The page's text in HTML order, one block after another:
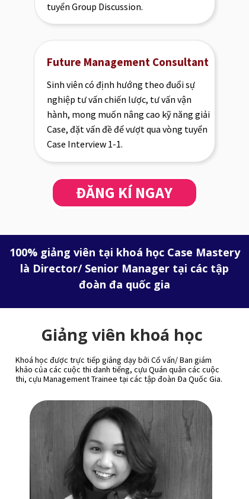
tuyển Group Discussion.
Sinh viên có định hướng theo đuổi sự
nghiệp tư vấn chiến lược, tư vấn vận
hành, mong muốn nâng cao kỹ năng giải
Case, đặt vấn đề để vượt qua vòng tuyển
Case Interview 1-1.
Future Management Consultant
ĐĂNG KÍ NGAY
100% giảng viên tại khoá học Case Mastery
là Director/ Senior Manager tại các tập
đoàn đa quốc gia
Giảng viên khoá học
Khoá học được trực tiếp giảng dạy bởi Cố vấn/ Ban giám
khảo của các cuộc thi danh tiếng, cựu Quán quân các cuộc
thi, cựu Management Trainee tại các tập đoàn Đa Quốc Gia.